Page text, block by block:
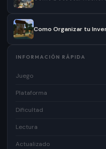
INFORMACIÓN RÁPIDA
Juego
Plataforma
Dificultad
Lectura
Actualizado